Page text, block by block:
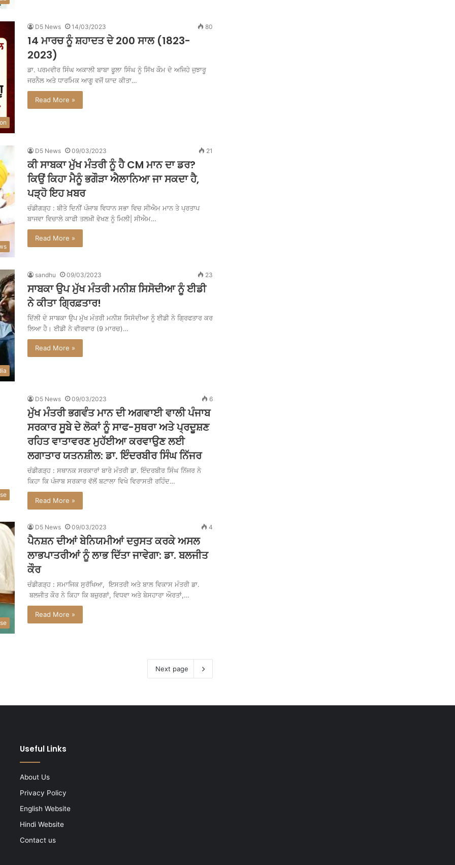
D5 News 14/03/2023 80
14 ਮਾਰਚ ਨੂੰ ਸ਼ਹਾਦਤ ਦੇ 200 ਸਾਲ (1823-
2023)
ਡਾ. ਪਰਮਵੀਰ ਸਿੰਘ ਅਕਾਲੀ ਬਾਬਾ ਫੂਲਾ ਸਿੰਘ ਨੂੰ ਸਿੱਖ ਕੌਮ ਦੇ ਅਜਿਹੇ ਜੁਝਾਰੂ
ਜਰਨੈਲ ਅਤੇ ਧਾਰਮਿਕ ਆਗੂ ਵਜੋਂ ਯਾਦ ਕੀਤਾ…
Read More »
D5 News 09/03/2023 21
ਕੀ ਸਾਬਕਾ ਮੁੱਖ ਮੰਤਰੀ ਨੂੰ ਹੈ CM ਮਾਨ ਦਾ ਡਰ?
ਕਿਉਂ ਕਿਹਾ ਮੈਨੂੰ ਭਗੌੜਾ ਐਲਾਨਿਆ ਜਾ ਸਕਦਾ ਹੈ,
ਪੜ੍ਹੋ ਇਹ ਖ਼ਬਰ
ਚੰਡੀਗੜ੍ਹ : ਬੀਤੇ ਦਿਨੀਂ ਪੰਜਾਬ ਵਿਧਾਨ ਸਭਾ ਵਿਚ ਸੀਐਮ ਮਾਨ ਤੇ ਪ੍ਰਤਾਪ
ਬਾਜਵਾ ਵਿਚਾਲੇ ਕਾਫੀ ਤਲਖ਼ੀ ਵੇਖਣ ਨੂੰ ਮਿਲੀ| ਸੀਐਮ…
Read More »
sandhu 09/03/2023 23
ਸਾਬਕਾ ਉਪ ਮੁੱਖ ਮੰਤਰੀ ਮਨੀਸ਼ ਸਿਸੋਦੀਆ ਨੂੰ ਈਡੀ
ਨੇ ਕੀਤਾ ਗ੍ਰਿਫ਼ਤਾਰ!
ਦਿੱਲੀ ਦੇ ਸਾਬਕਾ ਉਪ ਮੁੱਖ ਮੰਤਰੀ ਮਨੀਸ਼ ਸਿਸੋਦੀਆ ਨੂੰ ਈਡੀ ਨੇ ਗ੍ਰਿਫਤਾਰ ਕਰ
ਲਿਆ ਹੈ। ਈਡੀ ਨੇ ਵੀਰਵਾਰ (9 ਮਾਰਚ)…
Read More »
D5 News 09/03/2023 6
ਮੁੱਖ ਮੰਤਰੀ ਭਗਵੰਤ ਮਾਨ ਦੀ ਅਗਵਾਈ ਵਾਲੀ ਪੰਜਾਬ
ਸਰਕਾਰ ਸੂਬੇ ਦੇ ਲੋਕਾਂ ਨੂੰ ਸਾਫ-ਸੁਥਰਾ ਅਤੇ ਪ੍ਰਦੂਸ਼ਣ
ਰਹਿਤ ਵਾਤਾਵਰਣ ਮੁਹੱਈਆ ਕਰਵਾਉਣ ਲਈ
ਲਗਾਤਾਰ ਯਤਨਸ਼ੀਲ: ਡਾ. ਇੰਦਰਬੀਰ ਸਿੰਘ ਨਿੱਜਰ
ਚੰਡੀਗੜ੍ਹ : ਸਥਾਨਕ ਸਰਕਾਰਾਂ ਬਾਰੇ ਮੰਤਰੀ ਡਾ. ਇੰਦਰਬੀਰ ਸਿੰਘ ਨਿੱਜਰ ਨੇ
ਕਿਹਾ ਕਿ ਪੰਜਾਬ ਸਰਕਾਰ ਵੱਲੋਂ ਬਟਾਲਾ ਵਿਖੇ ਵਿਰਾਸਤੀ ਰਹਿੰਦ…
Read More »
D5 News 09/03/2023 4
ਪੈਨਸ਼ਨ ਦੀਆਂ ਬੇਨਿਯਮੀਆਂ ਦਰੁਸਤ ਕਰਕੇ ਅਸਲ
ਲਾਭਪਾਤਰੀਆਂ ਨੂੰ ਲਾਭ ਦਿੱਤਾ ਜਾਵੇਗਾ: ਡਾ. ਬਲਜੀਤ
ਕੌਰ
ਚੰਡੀਗੜ੍ਹ : ਸਮਾਜਿਕ ਸੁਰੱਖਿਆ, ਇਸਤਰੀ ਅਤੇ ਬਾਲ ਵਿਕਾਸ ਮੰਤਰੀ ਡਾ.
ਬਲਜੀਤ ਕੌਰ ਨੇ ਕਿਹਾ ਕਿ ਬਜ਼ੁਰਗਾਂ, ਵਿਧਵਾ ਅਤੇ ਬੇਸਹਾਰਾ ਔਰਤਾਂ,…
Read More »
Next page
Useful Links
About Us
Privacy Policy
English Website
Hindi Website
Contact us